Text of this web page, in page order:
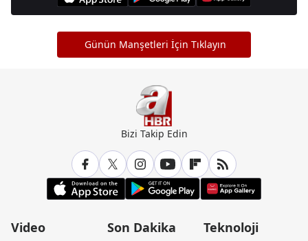
Günün Manşetleri İçin Tıklayın
Bizi Takip Edin
Video
Son Dakika
Teknoloji